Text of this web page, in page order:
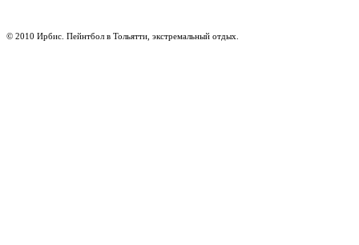
© 2010 Ирбис. Пейнтбол в Тольятти, экстремальный отдых.